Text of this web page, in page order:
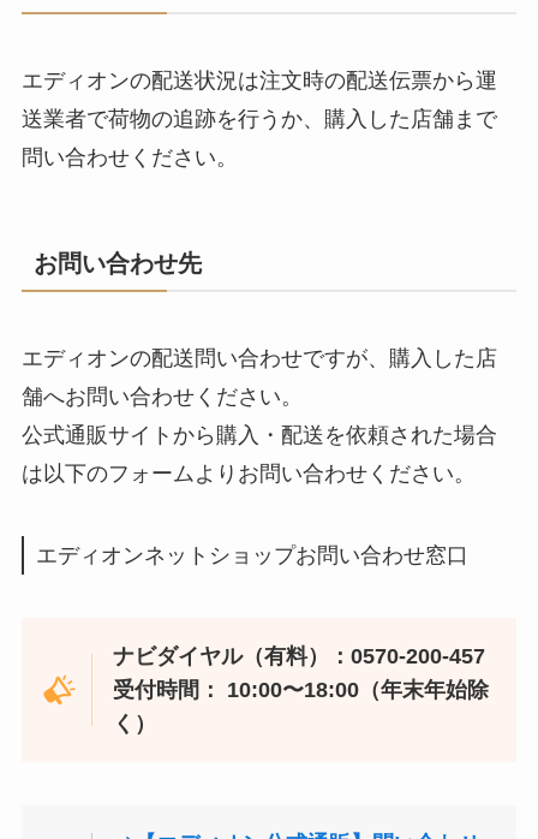
エディオンの配送状況は注文時の配送伝票から運
送業者で荷物の追跡を行うか、購入した店舗まで
問い合わせください。
お問い合わせ先
エディオンの配送問い合わせですが、購入した店
舗へお問い合わせください。
公式通販サイトから購入・配送を依頼された場合
は以下のフォームよりお問い合わせください。
エディオンネットショップお問い合わせ窓口
ナビダイヤル（有料）：0570-200-457
受付時間： 10:00〜18:00（年末年始除
く）